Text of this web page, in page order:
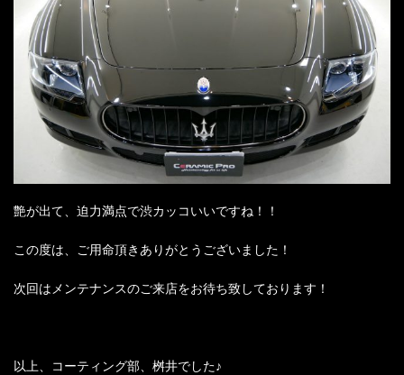
艶が出て、迫力満点で渋カッコいいですね！！
この度は、ご用命頂きありがとうございました！
次回はメンテナンスのご来店をお待ち致しております！
以上、コーティング部、桝井でした♪